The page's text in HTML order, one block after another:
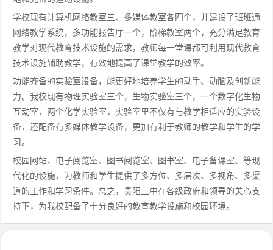
学校现有计算机网络教室三、多媒体教室各四个，并建设了班班通
网络教学系统，多功能报告厅一个，阶梯教室两个，充分满足教育
教学对现代教育技术设施的需求，教师每一堂课都可利用现代教育
技术设施辅助教学，有效地提高了课堂教学的效率。
功能齐备的实验室设备，能更好地培养学生的动手、动脑及创新能
力。我校现有物理实验室三个，生物实验室三个，一个数字化生物
互动室，两个化学实验室，实验室里不仅有与教学相适应的实验设
备，还配备有多媒体教学设备，更加有利于教师的教学和学生的学
习。
校园网站、电子阅览室、图书阅览室、图书室、电子备课室、等现
代化的设施，为教师和学生提供了多方位、多层次、多视角、多渠
道的工作和学习条件。总之，贵阳三中在各级政府和领导的关心支
持下，为我校配备了十分良好的教育教学设施和校园环境。